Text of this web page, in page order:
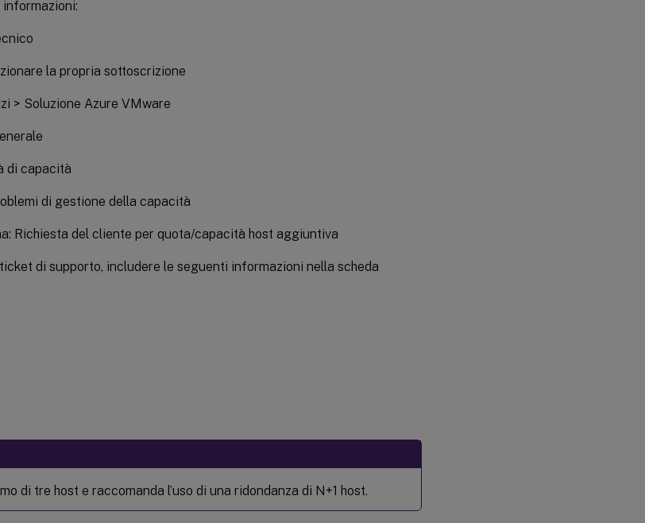
la propria sottoscrizione
> Soluzione Azure VMware
di capacità
di gestione della capacità
Richiesta del cliente per quota/capacità host aggiuntiva
di supporto, includere le seguenti informazioni nella scheda
di tre host e raccomanda l’uso di una ridondanza di N+1 host.